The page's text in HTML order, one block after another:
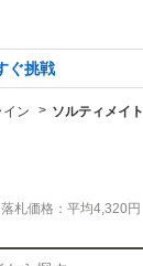
ぐ挑戦
イン ソルティメイト
落札価格：平均4,320円